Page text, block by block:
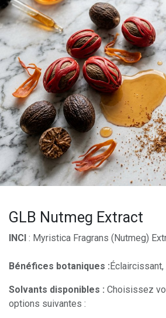
GLB Nutmeg Extract
INCI : Myristica Fragrans (Nutmeg)
Bénéfices botaniques :
Solvants disponibles : Choisissez
options suivantes :